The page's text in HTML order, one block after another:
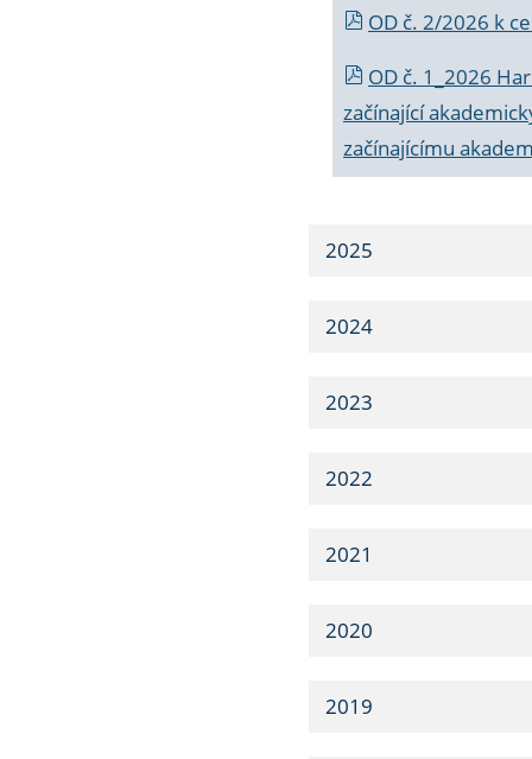
OD č. 2/2026 k
OD č. 1_2026
začínající
začínajícímu
2025
2024
2023
2022
2021
2020
2019